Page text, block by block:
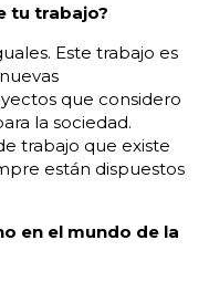
tu trabajo?
Este trabajo es
que considero
la sociedad.
trabajo que existe
están dispuestos
en el mundo de la